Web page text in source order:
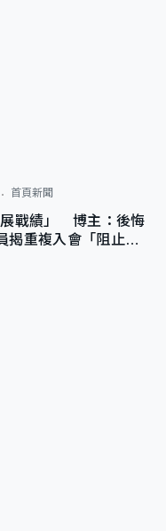
首頁新聞
戰績」 博主：後悔
重複入會「阻止唔